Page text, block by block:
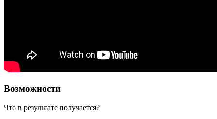
Возможности
Что в результате получается?